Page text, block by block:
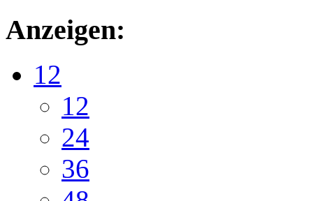
Anzeigen:
12
12
24
36